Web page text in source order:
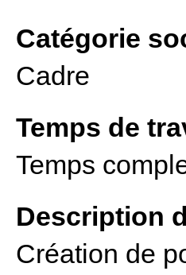
Catégorie
Cadre
Temps de
Temps
Description
Création de